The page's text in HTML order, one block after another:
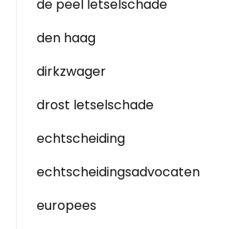
de peel letselschade
den haag
dirkzwager
drost letselschade
echtscheiding
echtscheidingsadvocaten
europees